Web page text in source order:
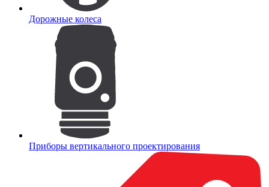
Дорожные колеса
Приборы вертикального проектирования